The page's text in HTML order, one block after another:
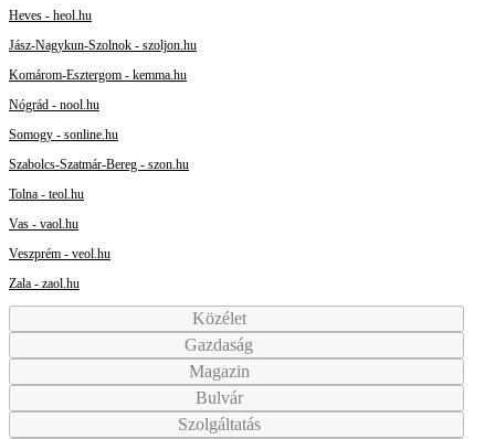
Heves - heol.hu
Jász-Nagykun-Szolnok - szoljon.hu
Komárom-Esztergom - kemma.hu
Nógrád - nool.hu
Somogy - sonline.hu
Szabolcs-Szatmár-Bereg - szon.hu
Tolna - teol.hu
Vas - vaol.hu
Veszprém - veol.hu
Zala - zaol.hu
Közélet
Gazdaság
Magazin
Bulvár
Szolgáltatás